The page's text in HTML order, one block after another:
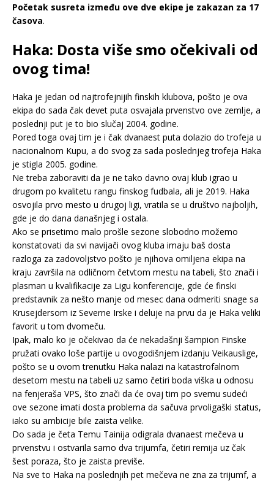
Početak susreta između ove dve ekipe je zakazan za 17
časova.
Haka: Dosta više smo očekivali od
ovog tima!
Haka je jedan od najtrofejnijih finskih klubova, pošto je ova
ekipa do sada čak devet puta osvajala prvenstvo ove zemlje, a
poslednji put je to bio slučaj 2004. godine.
Pored toga ovaj tim je i čak dvanaest puta dolazio do trofeja u
nacionalnom Kupu, a do svog za sada poslednjeg trofeja Haka
je stigla 2005. godine.
Ne treba zaboraviti da je ne tako davno ovaj klub igrao u
drugom po kvalitetu rangu finskog fudbala, ali je 2019. Haka
osvojila prvo mesto u drugoj ligi, vratila se u društvo najboljih,
gde je do dana današnjeg i ostala.
Ako se prisetimo malo prošle sezone slobodno možemo
konstatovati da svi navijači ovog kluba imaju baš dosta
razloga za zadovoljstvo pošto je njihova omiljena ekipa na
kraju završila na odličnom četvtom mestu na tabeli, što znači i
plasman u kvalifikacije za Ligu konferencije, gde će finski
predstavnik za nešto manje od mesec dana odmeriti snage sa
Krusejdersom iz Severne Irske i deluje na prvu da je Haka veliki
favorit u tom dvomeču.
Ipak, malo ko je očekivao da će nekadašnji šampion Finske
pružati ovako loše partije u ovogodišnjem izdanju Veikauslige,
pošto se u ovom trenutku Haka nalazi na katastrofalnom
desetom mestu na tabeli uz samo četiri boda viška u odnosu
na fenjeraša VPS, što znači da će ovaj tim po svemu sudeći
ove sezone imati dosta problema da sačuva prvoligaški status,
iako su ambicije bile zaista velike.
Do sada je četa Temu Tainija odigrala dvanaest mečeva u
prvenstvu i ostvarila samo dva trijumfa, četiri remija uz čak
šest poraza, što je zaista previše.
Na sve to Haka na poslednjih pet mečeva ne zna za trijumf, a